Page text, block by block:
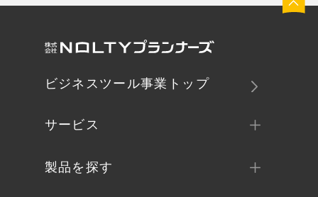
ビジネスツール事業トップ
サービス
製品を探す